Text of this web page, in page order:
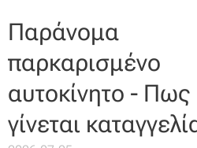
Παράνομα
παρκαρισμένο
αυτοκίνητο - Πως
γίνεται